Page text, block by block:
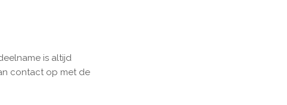
is altijd
contact op met de